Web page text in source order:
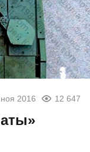
2016 12 647